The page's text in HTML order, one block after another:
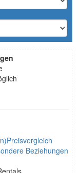
Beziehungen